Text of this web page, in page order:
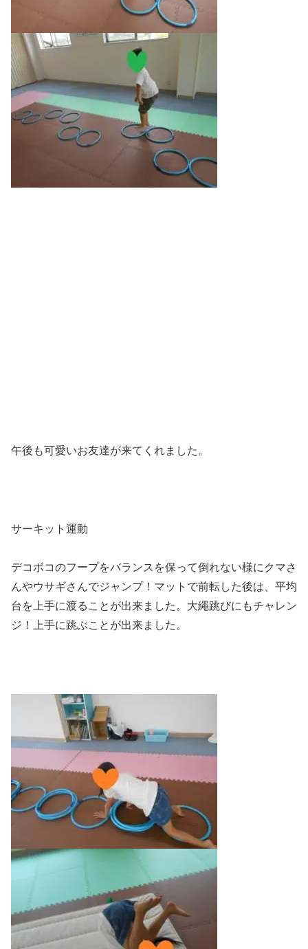
午後も可愛いお友達が来てくれました。
サーキット運動
デコボコのフープをバランスを保って倒れない様にクマさ
んやウサギさんでジャンプ！マットで前転した後は、平均
台を上手に渡ることが出来ました。大繩跳びにもチャレン
ジ！上手に跳ぶことが出来ました。